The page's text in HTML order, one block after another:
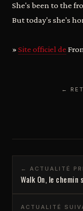
She's been to the
But today's she's
» Site officiel de
←
← ACTUALITÉ
Walk On, le
ACTUALITÉ